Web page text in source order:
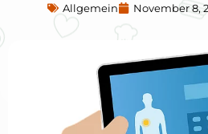
Allgemein November 8,